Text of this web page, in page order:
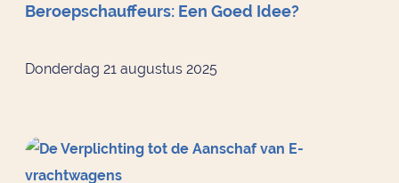
Beroepschauffeurs: Een Goed Idee?
Donderdag 21 augustus 2025